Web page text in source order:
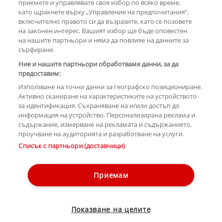
КОМЕНТАРИ
Copyright © 2007-2026 Hotnews.bg. Всички права запазени.
Контакти Общи условия
Етични правила на НСС
Лични данни
Управление на предпочитания
приемете и управлявате своя избор по всяко време,
като щракнете върху „Управление на предпочитания“,
включително правото си да възразите, като се позовете
на законен интерес. Вашият избор ще бъде оповестен
на нашите партньори и няма да повлияе на данните за
сърфиране.
Ние и нашите партньори обработваме данни, за да
предоставим:
Използване на точни данни за географско позициониране.
Активно сканиране на характеристиките на устройството
за идентификация. Съхраняване на и/или достъп до
информация на устройство. Персонализирана реклама и
съдържание, измерване на рекламата и съдържанието,
проучване на аудиторията и разработване на услуги.
Списък с партньори (доставчици)
Приемам
Показване на целите